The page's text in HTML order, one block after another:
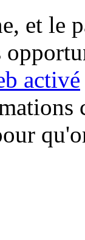
et le
activé